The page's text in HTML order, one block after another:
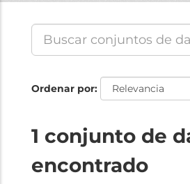
Ordenar por
1 conjunto de
encontrado